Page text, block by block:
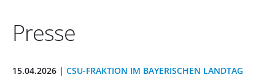
Presse
15.04.2026 | CSU-FRAKTION IM BAYERISCHEN LANDTAG